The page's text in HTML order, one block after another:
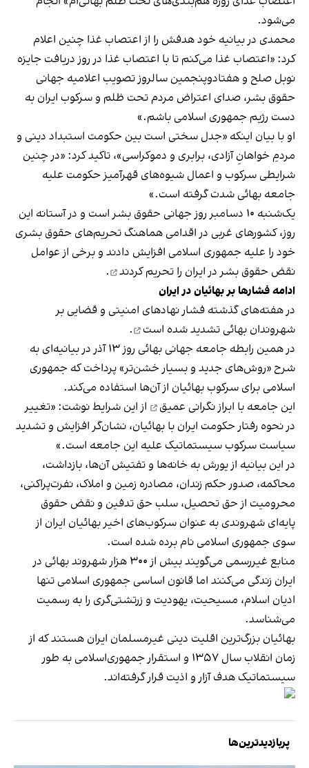
می‌شود.
محمدی در بیانیه خود هدفش را از اعتصاب غذا چنین اعلام
کرد: «اعتصاب غذا می‌کنم تا با اعتصاب غذا در روز دریافت جایزه
نوبل صلح و هفتادو‌پنجمین سالروز تصویب اعلامیه جهانی
حقوق بشر، صدای اعتراض مردم تحت ظلم و سرکوب ایران به
دست رژیم جمهوری اسلامی باشم.»
او با بیان اینکه «جدل سختی است بین حکومت استبداد دینی و
مردمِ خواهانِ آزادی، برابری و دموکراسی»، تاکید کرد: «در چنین
شرایطی سرکوب و اعمال شیوه‌های قهر‌آمیز حکومت علیه
جامعه بهائی شدت گرفته است.»
یک‌شنبه ۱۰ دسامبر روز جهانی حقوق بشر است و در آستانه این
روز، کشورهای غربی در اقدامی هماهنگ تحریم‌های حقوق بشری
خود را علیه جمهوری اسلامی افزایش دادند و برخی از عوامل
نقض حقوق بشر در ایران را تحریم کردند
.
ادامه فشارها بر بهائیان در ایران
در هفته‌های گذشته فشار نهادهای امنیتی و قضایی بر
شهروندان بهائی تشدید شده است
.
در همین رابطه جامعه جهانی بهائی روز ١٣ آذر در بیانیه‌ای به
شرح «روش‌های جدید و بسیار خشن‌تر» پرداخت که جمهوری
اسلامی برای سرکوب بهائیان از آن‌ها استفاده می‌کند.
این جامعه با ابراز نگرانی عمیق
از این شرایط نوشت: «تغییر
در نحوه رفتار حکومت ایران با بهائیان، نشان‌گر افزایش و تشدید
سیاست سرکوب سیستماتیک علیه این جامعه است.»
در این بیانیه از یورش به خانه‌‌ها و تفتیش آن‌ها، بازداشت،
محاکمه‌، صدور حکم زندان، مصادره زمین و املاک، نفرت‌پراکنی،
محرومیت از حق تحصیل، سلب حق تدفین و نقض حقوق
پایه‌ای شهروندی به عنوان سرکوب‌های اخیر بهائیان ایران از
سوی جمهوری اسلامی نام برده شده است.
منابع غیررسمی می‌گویند بیش از ۳۰۰ هزار شهروند بهائی در
ایران زندگی می‌کنند اما قانون اساسی جمهوری اسلامی تنها
ادیان اسلام، مسیحیت، یهودیت و زرتشتی‌گری را به رسمیت
می‌شناسد.
بهائیان بزرگ‌ترین اقلیت دینی غیرمسلمان ایران هستند که از
زمان انقلاب سال ۱۳۵۷ و استقرار جمهوری‌اسلامی به طور
سیستماتیک هدف آزار و اذیت قرار گرفته‌اند.
پربازدیدترین‌ها